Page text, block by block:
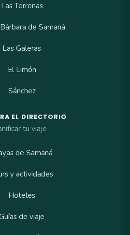
Las Terrenas
de Samaná
Las Galeras
El Limón
Sánchez
EL DIRECTORIO
tu viaje
de Samaná
y actividades
Hoteles
de viaje